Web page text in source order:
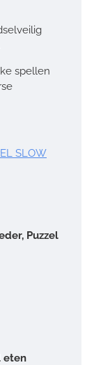
spellen
SLOW
Puzzel
eten